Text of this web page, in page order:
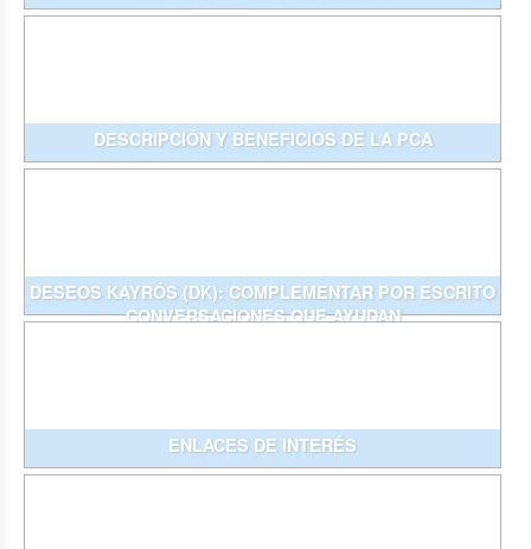
DESCRIPCIÓN Y BENEFICIOS DE LA PCA
DESEOS KAYRÓS (DK): COMPLEMENTAR POR ESCRITO
CONVERSACIONES QUE AYUDAN
ENLACES DE INTERÉS